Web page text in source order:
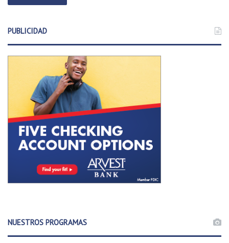
PUBLICIDAD
NUESTROS PROGRAMAS